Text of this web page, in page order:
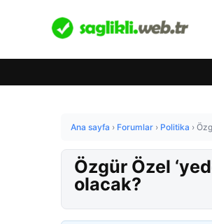
Ana sayfa › Forumlar › Politika ›
Özgür Özel
olacak?